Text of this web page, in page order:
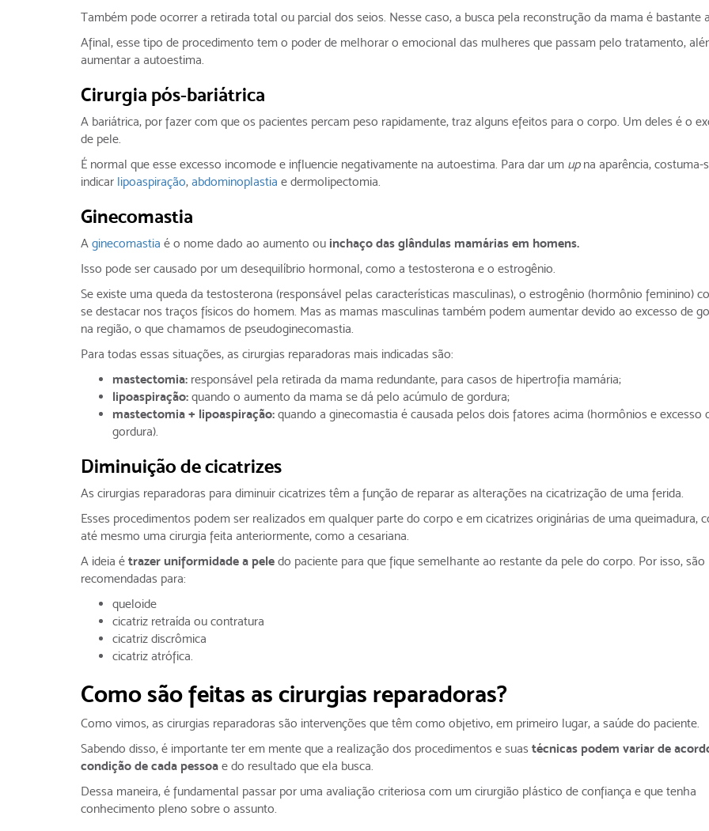
Também pode ocorrer a retirada total ou parcial dos seios. Nesse caso, a busca pela reconstrução da mama é bastante
Afinal, esse tipo de procedimento tem o poder de melhorar o emocional das mulheres que passam pelo tratamento,
aumentar a autoestima.
Cirurgia pós-bariátrica
A bariátrica, por fazer com que os pacientes percam peso rapidamente, traz alguns efeitos para o corpo. Um deles é o
de pele.
É normal que esse excesso incomode e influencie negativamente na autoestima. Para dar um up na aparência, costuma-
indicar lipoaspiração, abdominoplastia e dermolipectomia.
Ginecomastia
A ginecomastia é o nome dado ao aumento ou inchaço das glândulas mamárias em homens.
Isso pode ser causado por um desequilíbrio hormonal, como a testosterona e o estrogênio.
Se existe uma queda da testosterona (responsável pelas características masculinas), o estrogênio (hormônio feminino)
se destacar nos traços físicos do homem. Mas as mamas masculinas também podem aumentar devido ao excesso de
na região, o que chamamos de pseudoginecomastia.
Para todas essas situações, as cirurgias reparadoras mais indicadas são:
mastectomia: responsável pela retirada da mama redundante, para casos de hipertrofia mamária;
lipoaspiração: quando o aumento da mama se dá pelo acúmulo de gordura;
mastectomia + lipoaspiração: quando a ginecomastia é causada pelos dois fatores acima (hormônios e excesso
gordura).
Diminuição de cicatrizes
As cirurgias reparadoras para diminuir cicatrizes têm a função de reparar as alterações na cicatrização de uma ferida.
Esses procedimentos podem ser realizados em qualquer parte do corpo e em cicatrizes originárias de uma queimadura,
até mesmo uma cirurgia feita anteriormente, como a cesariana.
A ideia é trazer uniformidade a pele do paciente para que fique semelhante ao restante da pele do corpo. Por isso,
recomendadas para:
queloide
cicatriz retraída ou contratura
cicatriz discrômica
cicatriz atrófica.
Como são feitas as cirurgias reparadoras?
Como vimos, as cirurgias reparadoras são intervenções que têm como objetivo, em primeiro lugar, a saúde do paciente.
Sabendo disso, é importante ter em mente que a realização dos procedimentos e suas técnicas podem variar de
condição de cada pessoa e do resultado que ela busca.
Dessa maneira, é fundamental passar por uma avaliação criteriosa com um cirurgião plástico de confiança e que tenha
conhecimento pleno sobre o assunto.